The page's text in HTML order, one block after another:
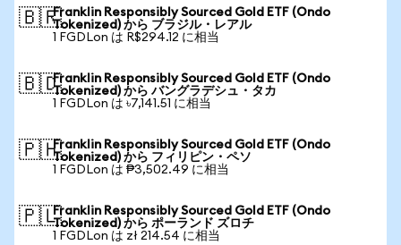
🇧🇷Franklin Responsibly Sourced Gold ETF (Ondo
Tokenized) から ブラジル・レアル
1 FGDLon は R$294.12 に相当
🇧🇩Franklin Responsibly Sourced Gold ETF (Ondo
Tokenized) から バングラデシュ・タカ
1 FGDLon は ৳7,141.51 に相当
🇵🇭Franklin Responsibly Sourced Gold ETF (Ondo
Tokenized) から フィリピン・ペソ
1 FGDLon は ₱3,502.49 に相当
🇵🇱Franklin Responsibly Sourced Gold ETF (Ondo
Tokenized) から ポーランド ズロチ
1 FGDLon は zł 214.54 に相当